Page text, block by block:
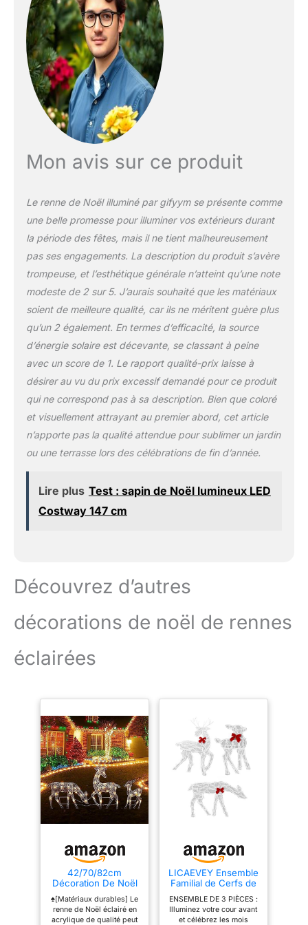
Chaque paquet sera équipé
d'un kit d'outils, comprenant
un manuel d'utilisation et les
pièces de connexion
nécessaires, pour que la
famille des rennes se tienne
debout en quelques minutes,
la mise en place de cette
structure élaborée est
【Lumières LED】 Illuminez
de lumières LED chaudes
(source d'alimentation
approuvée par l'UL). Captant
l'attention de jour comme de
nuit, faisant de votre cour un
spectacle de vacances
radieux. Illuminez votre cour
avant et célébrez les mois
d'hiver avec une famille de
cerfs lumineux, permettez
aux passants d'admirer leur
beauté et leur charme.
【Décorations de Noël】 Cet
ensemble de cerfs éclairés
est conçu pour résister aux
intempéries avec un cadre en
fer robuste, il est idéal pour
créer des scènes de paysage,
de pelouse extérieure et des
réchauffer votre période de
Noël avec les magnifiques
rennes ! 【Commandez
dans la qualité de nos
offrir une d'un an ! Nous
vous donnerons une réponse
professionnelle et détaillée
dans les 24 heures. Cliquez
pour acheter maintenant!
Mon avis sur ce produit
Le renne de Noël illuminé par gifyym se présente comme
une belle promesse pour illuminer vos extérieurs durant
la période des fêtes, mais il ne tient malheureusement
pas ses engagements. La description du produit s’avère
trompeuse, et l’esthétique générale n’atteint qu’une note
modeste de 2 sur 5. J’aurais souhaité que les matériaux
soient de meilleure qualité, car ils ne méritent guère plus
qu’un 2 également. En termes d’efficacité, la source
d’énergie solaire est décevante, se classant à peine
avec un score de 1. Le rapport qualité-prix laisse à
désirer au vu du prix excessif demandé pour ce produit
qui ne correspond pas à sa description. Bien que coloré
et visuellement attrayant au premier abord, cet article
n’apporte pas la qualité attendue pour sublimer un jardin
ou une terrasse lors des célébrations de fin d’année.
Lire plus Test : sapin de Noël lumineux LED
Costway 147 cm
Découvrez d’autres
décorations de noël de rennes
éclairées
42/70/82cm
Décoration De Noël
Renne De Noël
Illuminé, Décors De
Cerf Éclairés De
♠[Matériaux durables] Le
renne de Noël éclairé en
acrylique de qualité peut
LICAEVEY Ensemble
Familial de Cerfs de
Noël éclairés de 3
Pièces, Grandes
Décorations de
ENSEMBLE DE 3 PIÈCES :
Illuminez votre cour avant
et célébrez les mois